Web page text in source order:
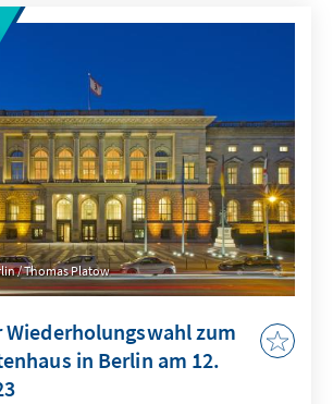
Umfragedaten und
gibt Aufschluss
/ Thomas Platow
Wiederholungswahl zum
in Berlin am 12.